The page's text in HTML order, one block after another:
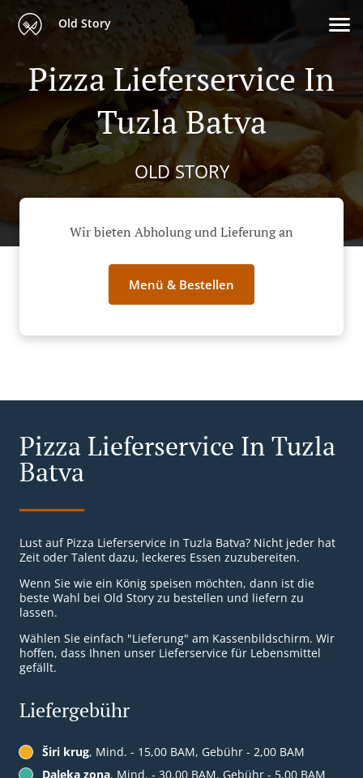
Old Story
Pizza Lieferservice In
Tuzla Batva
OLD STORY
Wir bieten Abholung und Lieferung an
Menü & Bestellen
Pizza Lieferservice In Tuzla
Batva
Lust auf Pizza Lieferservice in Tuzla Batva? Nicht jeder hat
Zeit oder Talent dazu, leckeres Essen zuzubereiten.
Wenn Sie wie ein König speisen möchten, dann ist die
beste Wahl bei Old Story zu bestellen und liefern zu
lassen.
Wählen Sie einfach "Lieferung" am Kassenbildschirm. Wir
hoffen, dass Ihnen unser Lieferservice für Lebensmittel
gefällt.
Liefergebühr
Širi krug, Mind. - 15,00 BAM, Gebühr - 2,00 BAM
Daleka zona, Mind. - 30,00 BAM, Gebühr - 5,00 BAM